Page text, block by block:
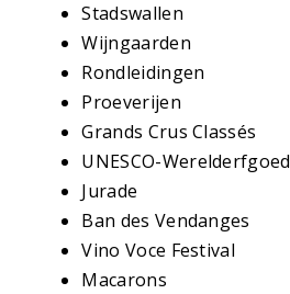
Stadswallen
Wijngaarden
Rondleidingen
Proeverijen
Grands Crus Classés
UNESCO-Werelderfgoed
Jurade
Ban des Vendanges
Vino Voce Festival
Macarons